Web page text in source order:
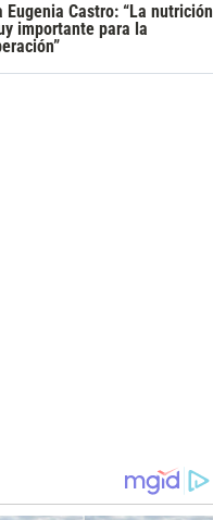
Eugenia Castro: “La nutrición
importante para la